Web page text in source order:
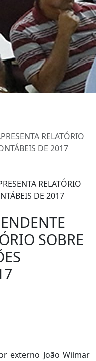
RELATÓRIO
DE 2017
SOBRE
externo João Wilmar